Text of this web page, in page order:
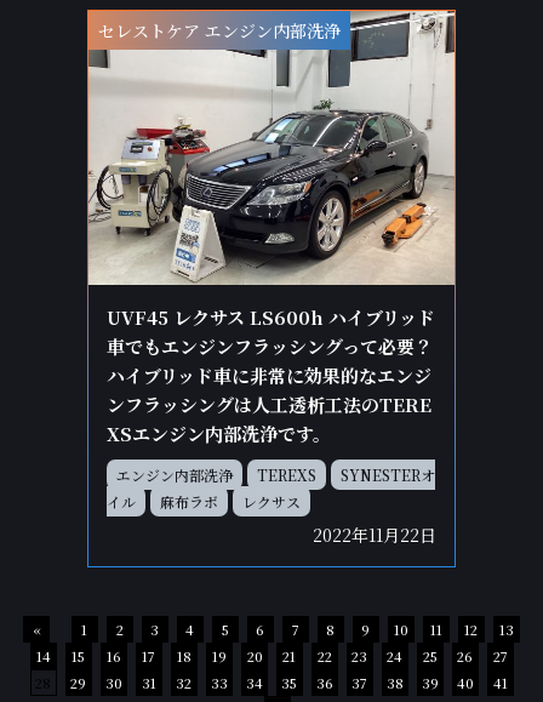
セレストケア エンジン内部洗浄
UVF45 レクサス LS600h ハイブリッド
車でもエンジンフラッシングって必要？
ハイブリッド車に非常に効果的なエンジ
ンフラッシングは人工透析工法のTERE
XSエンジン内部洗浄です。
エンジン内部洗浄 TEREXS
SYNESTERオ
イル
麻布ラボ レクサス
2022年11月22日
« 1 2 3 4 5 6 7 8 9 10 11 12
13
14
15 16 17 18 19 20 21 22 23 24 25 26
27
28
29 30 31 32 33 34 35 36 37 38 39 40
41